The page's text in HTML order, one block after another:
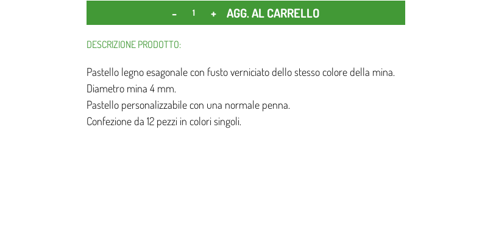
Quantità
AGG. AL CARRELLO
DESCRIZIONE PRODOTTO:
Pastello legno esagonale con fusto verniciato dello stesso colore della mina.
Diametro mina 4 mm.
Pastello personalizzabile con una normale penna.
Confezione da 12 pezzi in colori singoli.